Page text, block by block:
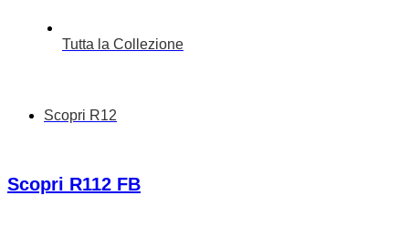
Tutta la Collezione
Scopri R12
Scopri R112 FB